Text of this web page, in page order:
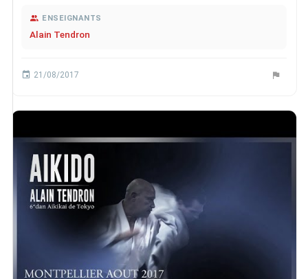
ENSEIGNANTS
Alain Tendron
21/08/2017